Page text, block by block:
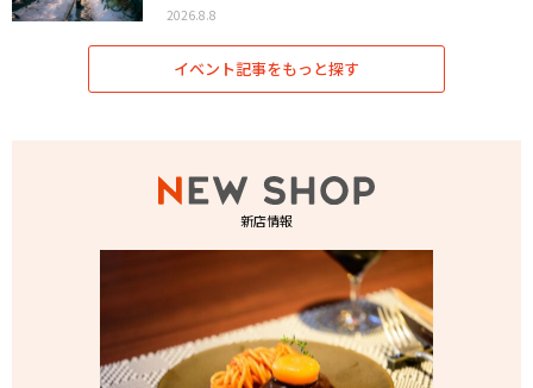
2026.8.8
イベント記事をもっと探す
新店情報